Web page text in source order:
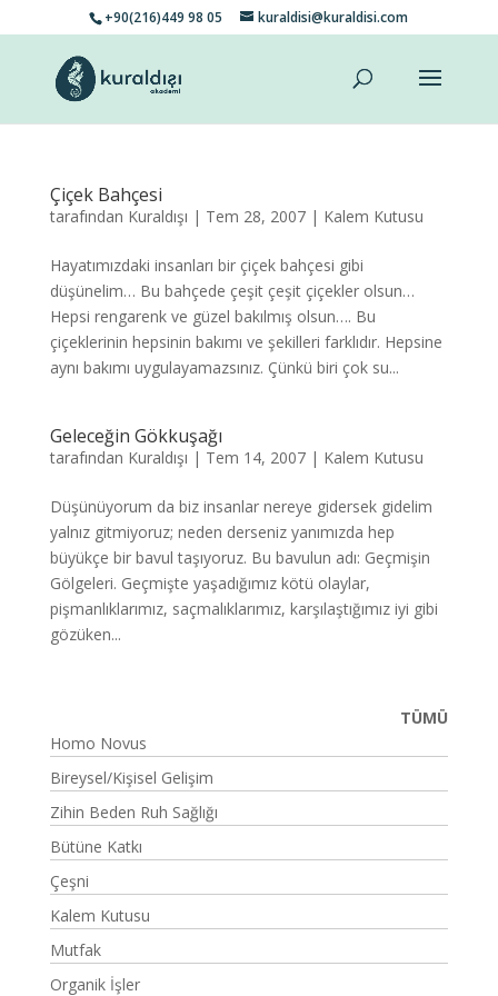
+90(216)449 98 05 kuraldisi@kuraldisi.com
Çiçek Bahçesi
tarafından Kuraldışı | Tem 28, 2007| Kalem Kutusu
Hayatımızdaki insanları bir çiçek bahçesi gibi
düşünelim… Bu bahçede çeşit çeşit çiçekler olsun…
Hepsi rengarenk ve güzel bakılmış olsun…. Bu
çiçeklerinin hepsinin bakımı ve şekilleri farklıdır. Hepsine
aynı bakımı uygulayamazsınız. Çünkü biri çok su...
Geleceğin Gökkuşağı
tarafından Kuraldışı | Tem 14, 2007| Kalem Kutusu
Düşünüyorum da biz insanlar nereye gidersek gidelim
yalnız gitmiyoruz; neden derseniz yanımızda hep
büyükçe bir bavul taşıyoruz. Bu bavulun adı: Geçmişin
Gölgeleri. Geçmişte yaşadığımız kötü olaylar,
pişmanlıklarımız, saçmalıklarımız, karşılaştığımız iyi gibi
gözüken...
TÜMÜ
Homo Novus
Bireysel/Kişisel Gelişim
Zihin Beden Ruh Sağlığı
Bütüne Katkı
Çeşni
Kalem Kutusu
Mutfak
Organik İşler